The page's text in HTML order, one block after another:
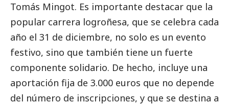
Tomás Mingot. Es importante destacar que la
popular carrera logroñesa, que se celebra cada
año el 31 de diciembre, no solo es un evento
festivo, sino que también tiene un fuerte
componente solidario. De hecho, incluye una
aportación fija de 3.000 euros que no depende
del número de inscripciones, y que se destina a